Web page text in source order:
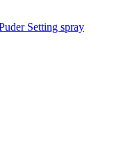
Setting spray